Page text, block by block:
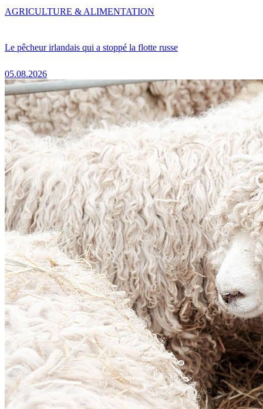
Le pêcheur irlandais qui a stoppé la flotte russe
05.08.2026
AGRICULTURE & ALIMENTATION